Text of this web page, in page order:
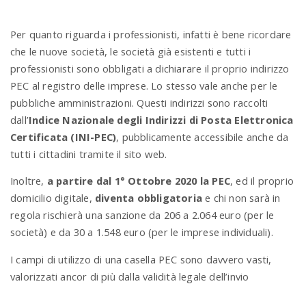
Per quanto riguarda i professionisti, infatti è bene ricordare
che le nuove società, le società già esistenti e tutti i
professionisti sono obbligati a dichiarare il proprio indirizzo
PEC al registro delle imprese. Lo stesso vale anche per le
pubbliche amministrazioni. Questi indirizzi sono raccolti
dall’Indice Nazionale degli Indirizzi di Posta Elettronica
Certificata (INI-PEC), pubblicamente accessibile anche da
tutti i cittadini tramite il sito web.
Inoltre, a partire dal 1° Ottobre 2020 la PEC, ed il proprio
domicilio digitale, diventa obbligatoria e chi non sarà in
regola rischierà una sanzione da 206 a 2.064 euro (per le
società) e da 30 a 1.548 euro (per le imprese individuali).
I campi di utilizzo di una casella PEC sono davvero vasti,
valorizzati ancor di più dalla validità legale dell’invio